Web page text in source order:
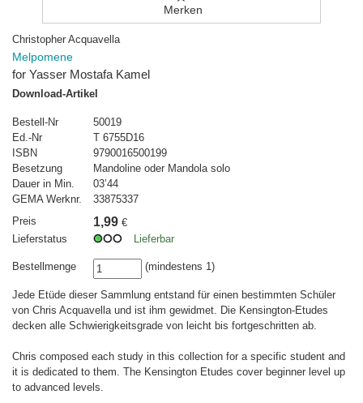
Merken
Christopher Acquavella
Melpomene
for Yasser Mostafa Kamel
Download-Artikel
Bestell-Nr
50019
Ed.-Nr
T 6755D16
ISBN
9790016500199
Besetzung
Mandoline oder Mandola solo
Dauer in Min.
03’44
GEMA Werknr.
33875337
Preis
1,99 €
Lieferstatus
Lieferbar
Bestellmenge (mindestens 1)
Jede Etüde dieser Sammlung entstand für einen bestimmten Schüler
von Chris Acquavella und ist ihm gewidmet. Die Kensington-Etudes
decken alle Schwierigkeitsgrade von leicht bis fortgeschritten ab.
Chris composed each study in this collection for a specific student and
it is dedicated to them. The Kensington Etudes cover beginner level up
to advanced levels.